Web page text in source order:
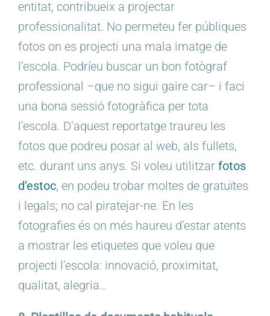
entitat, contribueix a projectar
professionalitat. No permeteu fer públiques
fotos on es projecti una mala imatge de
l’escola. Podríeu buscar un bon fotògraf
professional –que no sigui gaire car– i faci
una bona sessió fotogràfica per tota
l’escola. D’aquest reportatge traureu les
fotos que podreu posar al web, als fullets,
etc. durant uns anys. Si voleu utilitzar fotos
d’estoc, en podeu trobar moltes de gratuïtes
i legals; no cal piratejar-ne. En les
fotografies és on més haureu d’estar atents
a mostrar les etiquetes que voleu que
projecti l’escola: innovació, proximitat,
qualitat, alegria…